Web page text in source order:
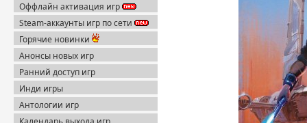
Оффлайн активация игр
Steam-аккаунты игр по сети
Горячие новинки
Анонсы новых игр
Ранний доступ игр
Инди игры
Антологии игр